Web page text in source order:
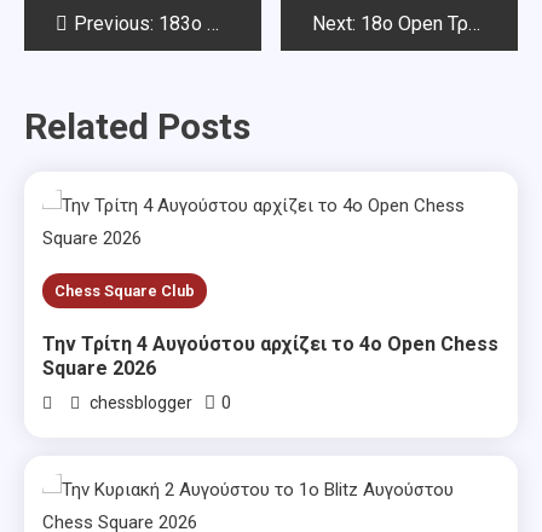
PostPrevious: 183o Open ΣΟΑ-Αποτελέσματα Next: 18o Open Τριαντάφυλλος Σιαπέρας – Αποτελέσματα
Related Posts
Chess Square Club
Την Τρίτη 4 Αυγούστου αρχίζει το 4ο Open Chess
Square 2026
chessblogger 0